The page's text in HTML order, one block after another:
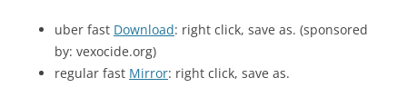
uber fast Download: right click, save as. (sponsored
by: vexocide.org)
regular fast Mirror: right click, save as.